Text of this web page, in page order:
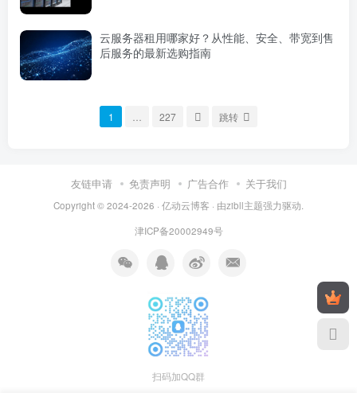
云服务器租用哪家好？从性能、安全、带宽到售
后服务的最新选购指南
1 227 跳转
友链申请 免责声明 广告合作 关于我们
Copyright © 2024-2026 · 亿动云博客 · 由zibll主题强力驱动.
津ICP备20002949号
扫码加QQ群